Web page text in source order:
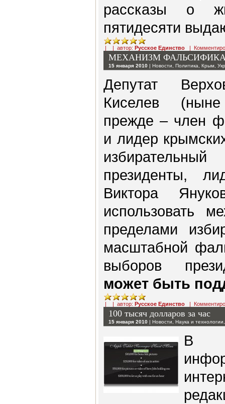
рассказы о
пятидесяти
| | автор: Русское Единство |
МЕХАНИЗМ
15 января 2010 | Новости Политика Крым
Депутат
Киселев
прежде – член
и лидер
президенты,
Виктора
использовать
пределами
масштабной
выборов
может быть
| | автор: Русское Единство |
100 тысяч долларов за час
15 января 2010 | Новости Наука и технологии
В